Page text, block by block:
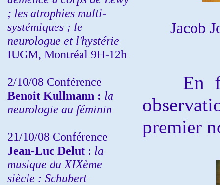
; les atrophies multi-
systémiques ; le
neurologue et l'hystérie
IUGM, Montréal 9H-12h
2/10/08 Conférence
Benoit Kullmann : la
neurologie au féminin
21/10/08 Conférence
Jean-Luc Delut : la
musique du XIXème
siècle : Schubert
Jacob
En
premier